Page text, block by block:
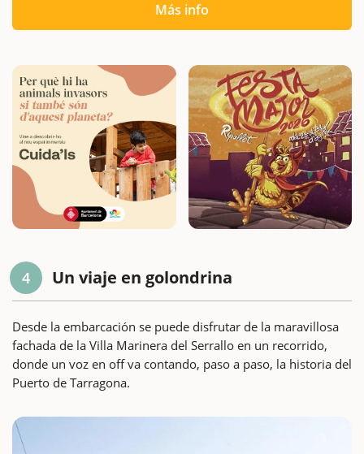
Más info
4 Un viaje en golondrina
Desde la embarcación se puede disfrutar de la maravillosa
fachada de la Villa Marinera del Serrallo en un recorrido,
donde un voz en off va contando, paso a paso, la historia del
Puerto de Tarragona.